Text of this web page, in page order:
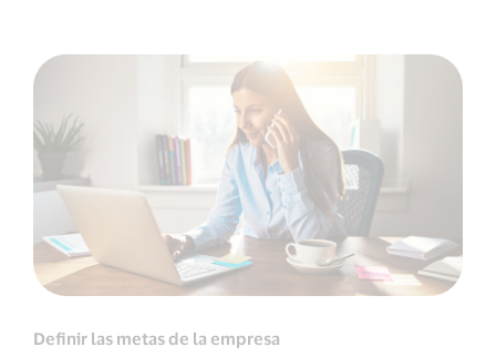
Definir las metas de la empresa